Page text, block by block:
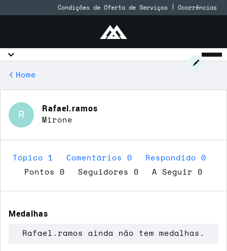
Condições de Oferta de Serviços Ocorrências
Home
R
Rafael.ramos
Mirone
Tópico 1 Comentários 0
Respondido 0
Pontos 0
Seguidores 0 A Seguir 0
Medalhas
Rafael.ramos ainda não tem medalhas.